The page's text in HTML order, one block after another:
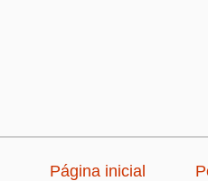
Página inicial